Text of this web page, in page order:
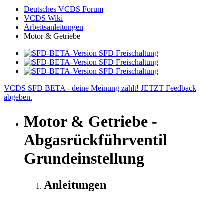
Deutsches VCDS Forum
VCDS Wiki
Arbeitsanleitungen
Motor & Getriebe
VCDS SFD BETA - deine Meinung zählt! JETZT Feedback
abgeben.
Motor & Getriebe -
Abgasrückführventil
Grundeinstellung
Anleitungen